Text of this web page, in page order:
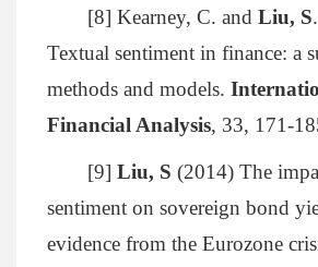
[8] Kearney, C. andLiu, S
Textual sentiment in finance: a
methods and models.
Financial Analysis, 33, 171-
[9]Liu, S (2014) The
sentiment on sovereign bond
evidence from the Eurozone